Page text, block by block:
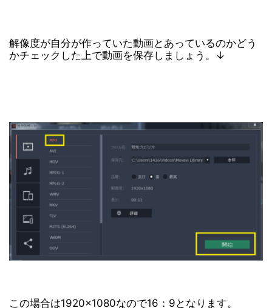
解像度が自分が作っていた動画とあっているのかどう
かチェックした上で動画を保存しましょう。↓
この場合は1920×1080なので16：9となります。